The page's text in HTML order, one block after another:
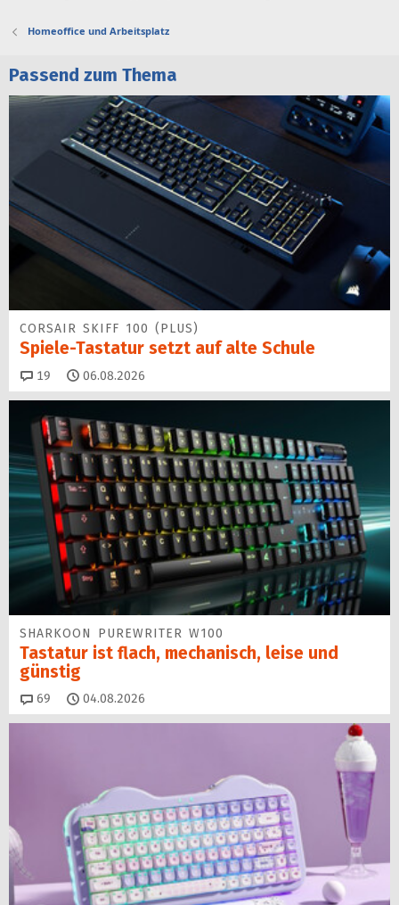
Homeoffice und Arbeitsplatz
Passend zum Thema
CORSAIR SKIFF 100 (PLUS)
Spiele-Tastatur setzt auf alte Schule
19 Kommentare
06.08.2026
SHARKOON PUREWRITER W100
Tastatur ist flach, mechanisch, leise und
günstig
69 Kommentare
04.08.2026